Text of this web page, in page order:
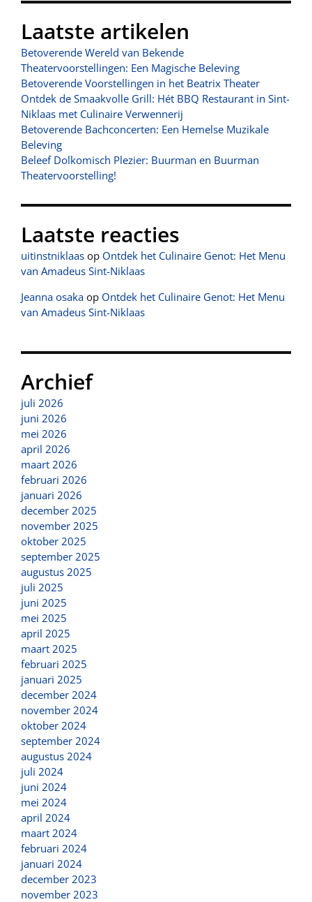
Laatste artikelen
Betoverende Wereld van Bekende
Theatervoorstellingen: Een Magische Beleving
Betoverende Voorstellingen in het Beatrix Theater
Ontdek de Smaakvolle Grill: Hét BBQ Restaurant in Sint-
Niklaas met Culinaire Verwennerij
Betoverende Bachconcerten: Een Hemelse Muzikale
Beleving
Beleef Dolkomisch Plezier: Buurman en Buurman
Theatervoorstelling!
Laatste reacties
uitinstniklaas op Ontdek het Culinaire Genot: Het Menu
van Amadeus Sint-Niklaas
Jeanna osaka op Ontdek het Culinaire Genot: Het Menu
van Amadeus Sint-Niklaas
Archief
juli 2026
juni 2026
mei 2026
april 2026
maart 2026
februari 2026
januari 2026
december 2025
november 2025
oktober 2025
september 2025
augustus 2025
juli 2025
juni 2025
mei 2025
april 2025
maart 2025
februari 2025
januari 2025
december 2024
november 2024
oktober 2024
september 2024
augustus 2024
juli 2024
juni 2024
mei 2024
april 2024
maart 2024
februari 2024
januari 2024
december 2023
november 2023